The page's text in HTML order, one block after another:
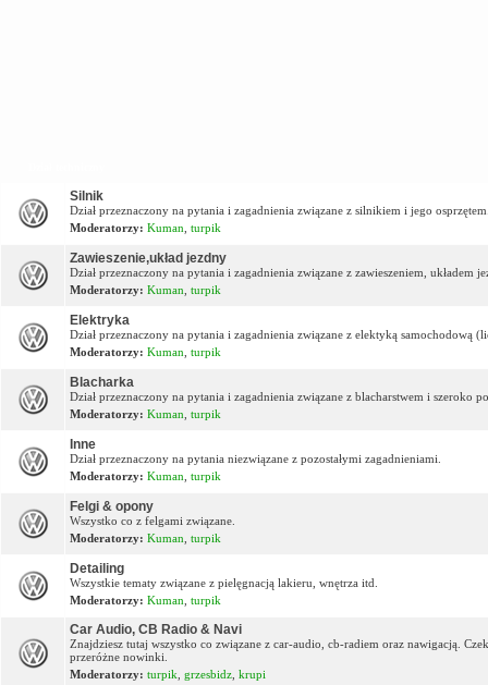
Silnik
Dział przeznaczony na pytania i zagadnienia związane z silnikiem i jego
Moderatorzy: Kuman turpik
Zawieszenie,układ jezdny
Dział przeznaczony na pytania i zagadnienia związane z zawieszeniem, układem
Moderatorzy: Kuman turpik
Elektryka
Dział przeznaczony na pytania i zagadnienia związane z elektyką samochodową
Moderatorzy: Kuman turpik
Blacharka
Dział przeznaczony na pytania i zagadnienia związane z blacharstwem i szeroko
Moderatorzy: Kuman turpik
Inne
Dział przeznaczony na pytania niezwiązane z pozostałymi zagadnieniami.
Moderatorzy: Kuman turpik
Felgi & opony
Wszystko co z felgami związane.
Moderatorzy: Kuman turpik
Detailing
Wszystkie tematy związane z pielęgnacją lakieru, wnętrza itd.
Moderatorzy: Kuman turpik
Car Audio, CB Radio & Navi
Znajdziesz tutaj wszystko co związane z car-audio, cb-radiem oraz nawigacją.
przeróżne nowinki.
Moderatorzy: turpik grzesbidz krupi